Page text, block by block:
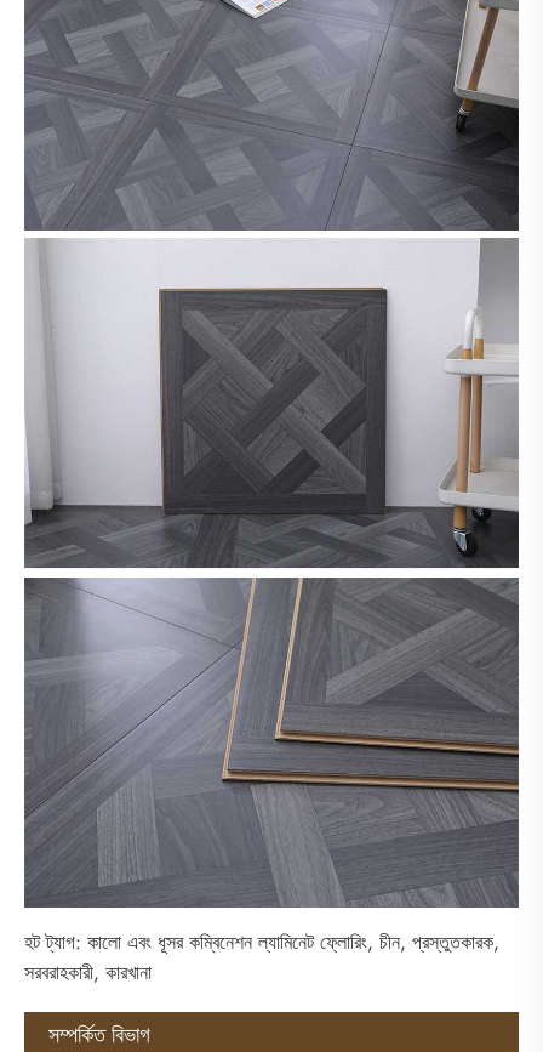
হট ট্যাগ: কালো এবং ধূসর কম্বিনেশন ল্যামিনেট ফ্লোরিং, চীন, প্রস্তুতকারক,
সরবরাহকারী, কারখানা
সম্পর্কিত বিভাগ